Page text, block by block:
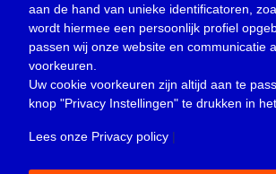
Overlijden(39)
Podcast(18)
prijsvraag (5)
Religie (1.438)
Service(226)
aan de hand van unieke identificatoren,
wordt hiermee een persoonlijk profiel
passen wij onze website en communicatie
voorkeuren.
Uw cookie voorkeuren zijn altijd aan te
knop "Privacy Instellingen" te drukken in
Lees onze Privacy policy |